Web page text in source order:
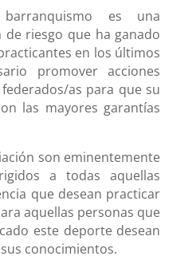
es una
riesgo que ha ganado
en los últimos
promover acciones
as para que su
las mayores garantías
son eminentemente
a todas aquellas
que desean practicar
aquellas personas que
este deporte desean
conocimientos.